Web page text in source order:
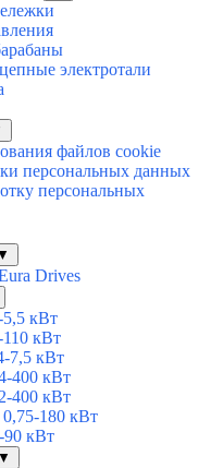
электротали
файлов cookie
персональных данных
персональных
Drives
кВт
кВт
7,5 кВт
400 кВт
400 кВт
180 кВт
кВт
▼